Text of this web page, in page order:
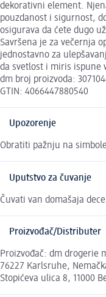
dekorativni element.
pouzdanost i sigurnost,
osigurava da ćete dugo
Savršena je za večernja
jednostavno za
da svetlost i miris ispune
dm broj proizvoda:
GTIN: 4066447880540
Upozorenje
Obratiti pažnju na
Uputstvo za čuvanje
Čuvati van domašaja
Proizvođač/Distributer
Proizvođač: dm drogerie
76227 Karlsruhe,
Stopićeva ulica 8, 11000